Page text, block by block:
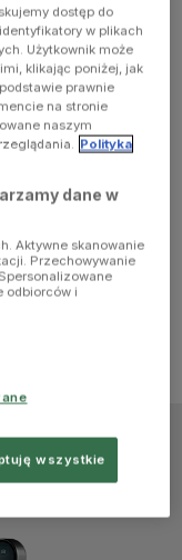
dostęp do
w plikach
Użytkownik może
klikając poniżej, jak
prawnie
na stronie
naszym
Polityka
dane w
Aktywne skanowanie
Przechowywanie
odbiorców i
wszystkie